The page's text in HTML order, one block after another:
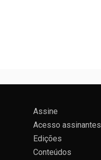
Assine
Acesso assinantes
Edições
Conteúdos